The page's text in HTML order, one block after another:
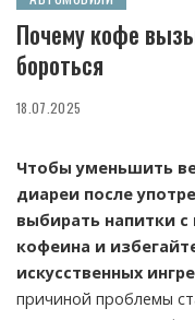
Почему кофе
бороться
18.07.2025
Чтобы уменьшить
диареи после
выбирать напитки
кофеина и
искусственных
причиной проблемы